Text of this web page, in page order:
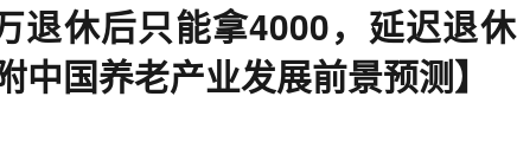
退休后只能拿4000，延迟退休
中国养老产业发展前景预测】